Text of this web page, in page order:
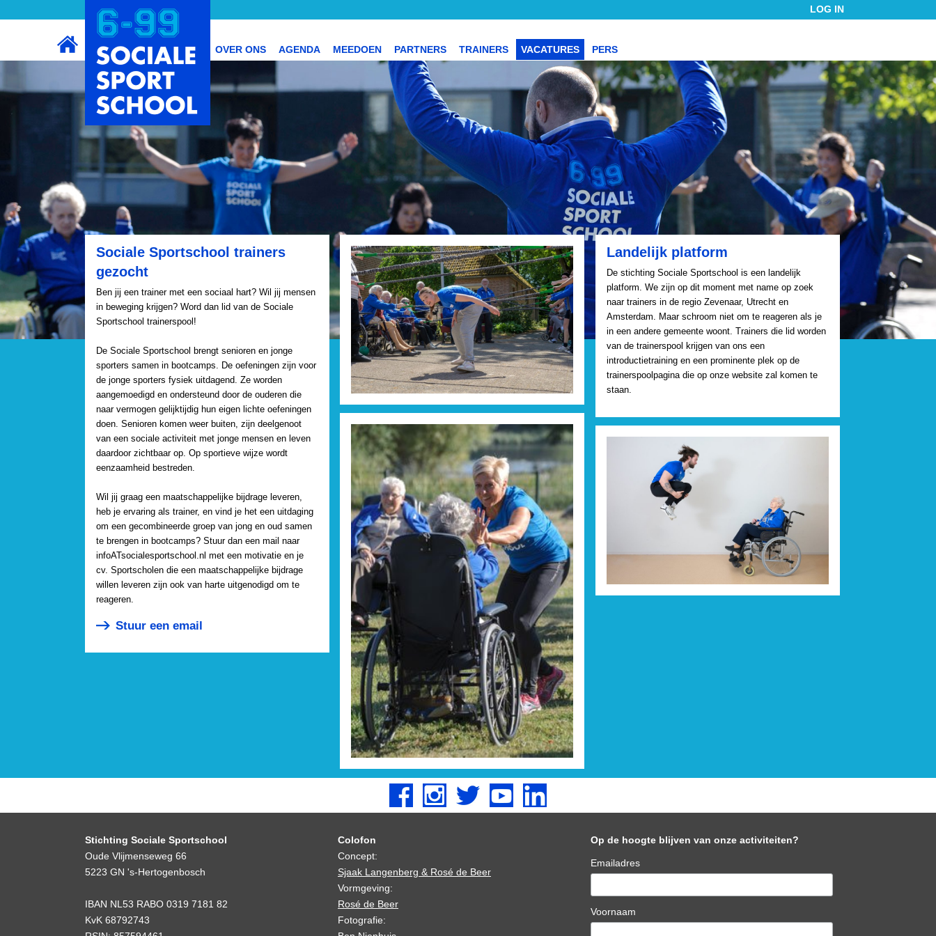
OVER ONS AGENDA MEEDOEN PARTNERS TRAINERS VACATURES PERS
LOG IN
Sociale Sportschool trainers
gezocht
Ben jij een trainer met een sociaal hart? Wil jij mensen
in beweging krijgen? Word dan lid van de Sociale
Sportschool trainerspool!
De Sociale Sportschool brengt senioren en jonge
sporters samen in bootcamps. De oefeningen zijn voor
de jonge sporters fysiek uitdagend. Ze worden
aangemoedigd en ondersteund door de ouderen die
naar vermogen gelijktijdig hun eigen lichte oefeningen
doen. Senioren komen weer buiten, zijn deelgenoot
van een sociale activiteit met jonge mensen en leven
daardoor zichtbaar op. Op sportieve wijze wordt
eenzaamheid bestreden.
Wil jij graag een maatschappelijke bijdrage leveren,
heb je ervaring als trainer, en vind je het een uitdaging
om een gecombineerde groep van jong en oud samen
te brengen in bootcamps? Stuur dan een mail naar
infoATsocialesportschool.nl met een motivatie en je
cv. Sportscholen die een maatschappelijke bijdrage
willen leveren zijn ook van harte uitgenodigd om te
reageren.
Stuur een email
Landelijk platform
De stichting Sociale Sportschool is een landelijk
platform. We zijn op dit moment met name op zoek
naar trainers in de regio Zevenaar, Utrecht en
Amsterdam. Maar schroom niet om te reageren als je
in een andere gemeente woont. Trainers die lid worden
van de trainerspool krijgen van ons een
introductietraining en een prominente plek op de
trainerspoolpagina die op onze website zal komen te
staan.
Stichting Sociale Sportschool
Oude Vlijmenseweg 66
5223 GN 's-Hertogenbosch
IBAN NL53 RABO 0319 7181 82
KvK 68792743
Colofon
Concept:
Sjaak Langenberg & Rosé de Beer
Vormgeving:
Rosé de Beer
Fotografie:
Op de hoogte blijven van onze activiteiten?
Emailadres
Voornaam